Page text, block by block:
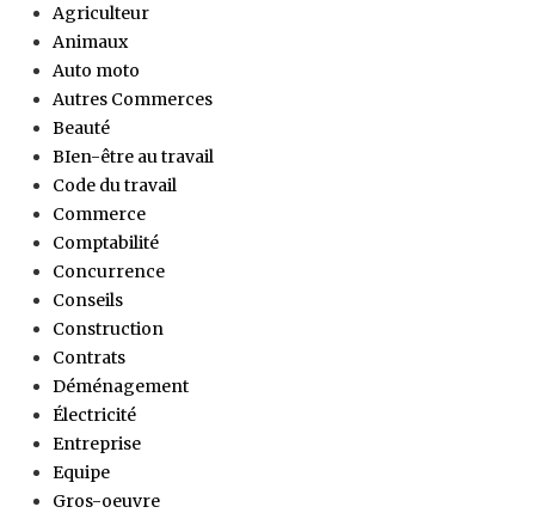
Agriculteur
Animaux
Auto moto
Autres Commerces
Beauté
BIen-être au travail
Code du travail
Commerce
Comptabilité
Concurrence
Conseils
Construction
Contrats
Déménagement
Électricité
Entreprise
Equipe
Gros-oeuvre